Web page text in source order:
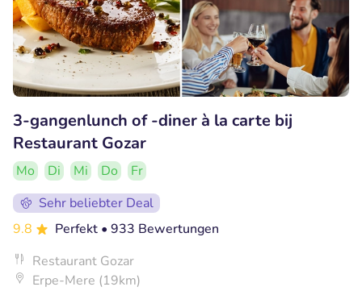
3-gangenlunch of -diner à la carte bij
Restaurant Gozar
Mo Di Mi Do
Fr
Sehr beliebter Deal
9.8
Perfekt • 933 Bewertungen
Restaurant Gozar
Erpe-Mere (19km)